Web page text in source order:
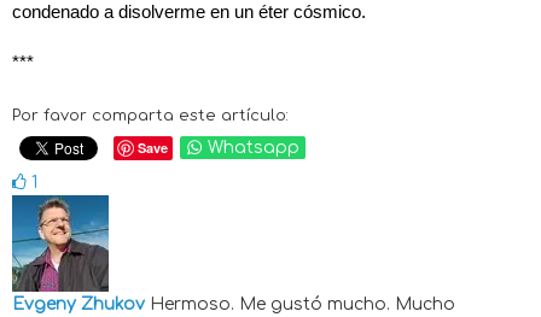
condenado a disolverme en un éter cósmico.
***
Por favor comparta este artículo:
Save
Whatsapp
1
Evgeny Zhukov Hermoso. Me gustó mucho. Mucho